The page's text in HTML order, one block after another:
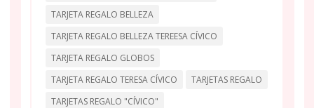
TARJETA REGALO BELLEZA
TARJETA REGALO BELLEZA TEREESA CÍVICO
TARJETA REGALO GLOBOS
TARJETA REGALO TERESA CÍVICO
TARJETAS REGALO
TARJETAS REGALO "CÍVICO"